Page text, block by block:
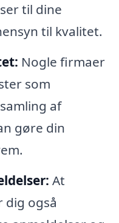
til dine
til kvalitet.
Nogle firmaer
som
af
gøre din
At
dig også